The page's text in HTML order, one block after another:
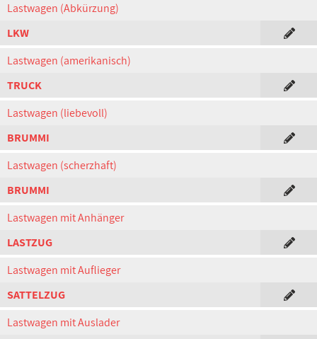
Lastwagen (Abkürzung)
LKW
Lastwagen (amerikanisch)
TRUCK
Lastwagen (liebevoll)
BRUMMI
Lastwagen (scherzhaft)
BRUMMI
Lastwagen mit Anhänger
LASTZUG
Lastwagen mit Auflieger
SATTELZUG
Lastwagen mit Auslader